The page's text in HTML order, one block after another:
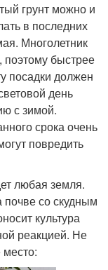
грунт можно и
в последних
Многолетник
поэтому быстрее
посадки должен
день
с зимой.
срока очень
повредить
любая земля.
со скудным
культура
реакцией. Не
место: